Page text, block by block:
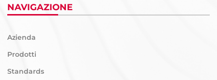
NAVIGAZIONE
Azienda
Prodotti
Standards